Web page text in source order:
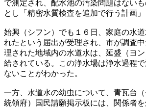
で測定され、配水池の汚染問題はないも
とし「精密水質検査を追加で行う計画」
始興（シフン）でも１６日、家庭の水
れたという届出が受理され、市が調査
理された地域内の水道水は、延盛（ヨ
給されている。この浄水場は浄水過程
ないことがわかった。
一方、水道水の幼虫について、青瓦台
統領府）国民請願掲示板には、関係者